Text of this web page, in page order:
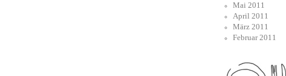
Mai 2011
April 2011
März 2011
Februar 2011